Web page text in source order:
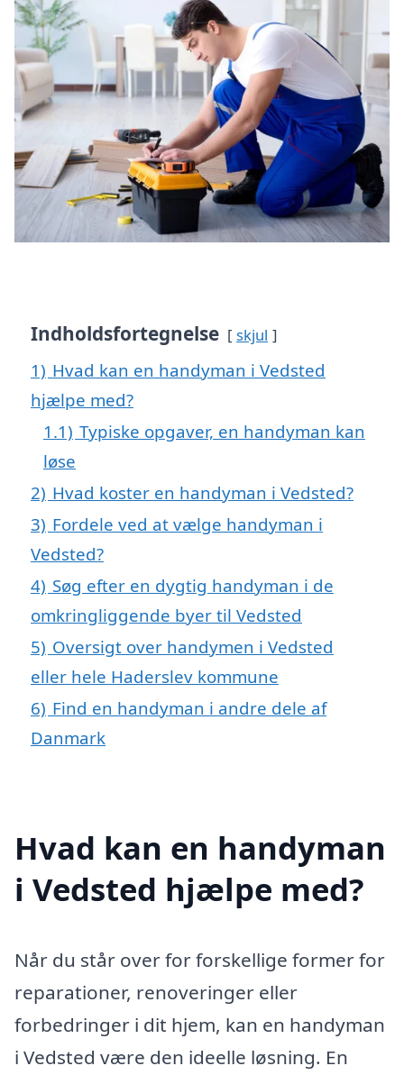
Indholdsfortegnelse skjul
1) Hvad kan en handyman i Vedsted
hjælpe med?
1.1) Typiske opgaver, en handyman kan
løse
2) Hvad koster en handyman i Vedsted?
3) Fordele ved at vælge handyman i
Vedsted?
4) Søg efter en dygtig handyman i de
omkringliggende byer til Vedsted
5) Oversigt over handymen i Vedsted
eller hele Haderslev kommune
6) Find en handyman i andre dele af
Danmark
Hvad kan en handyman
i Vedsted hjælpe med?
Når du står over for forskellige former for
reparationer, renoveringer eller
forbedringer i dit hjem, kan en handyman
i Vedsted være den ideelle løsning. En